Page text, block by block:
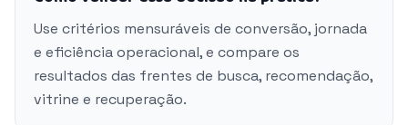
Use critérios mensuráveis de conversão, jornada
e eficiência operacional, e compare os
resultados das frentes de busca, recomendação,
vitrine e recuperação.